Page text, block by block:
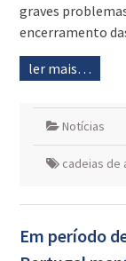
graves
encerramento
ler mais…
Notícias
cadeias de
Em período